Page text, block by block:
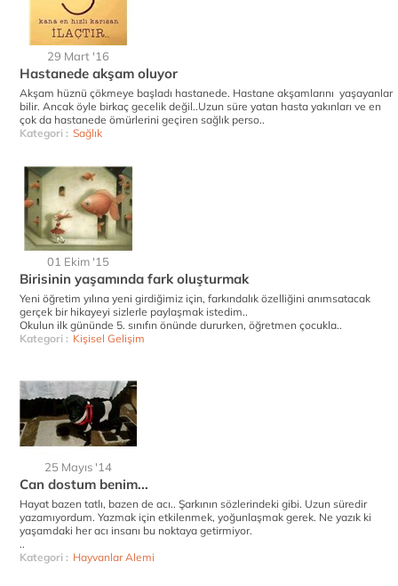
29 Mart '16
Hastanede akşam oluyor
Akşam hüznü çökmeye başladı hastanede. Hastane akşamlarını yaşayanlar
bilir. Ancak öyle birkaç gecelik değil..Uzun süre yatan hasta yakınları ve en
çok da hastanede ömürlerini geçiren sağlık perso..
Kategori : Sağlık
01 Ekim '15
Birisinin yaşamında fark oluşturmak
Yeni öğretim yılına yeni girdiğimiz için, farkındalık özelliğini anımsatacak
gerçek bir hikayeyi sizlerle paylaşmak istedim..
Okulun ilk gününde 5. sınıfın önünde dururken, öğretmen çocukla..
Kategori : Kişisel Gelişim
25 Mayıs '14
Can dostum benim...
Hayat bazen tatlı, bazen de acı.. Şarkının sözlerindeki gibi. Uzun süredir
yazamıyordum. Yazmak için etkilenmek, yoğunlaşmak gerek. Ne yazık ki
yaşamdaki her acı insanı bu noktaya getirmiyor.
..
Kategori : Hayvanlar Alemi